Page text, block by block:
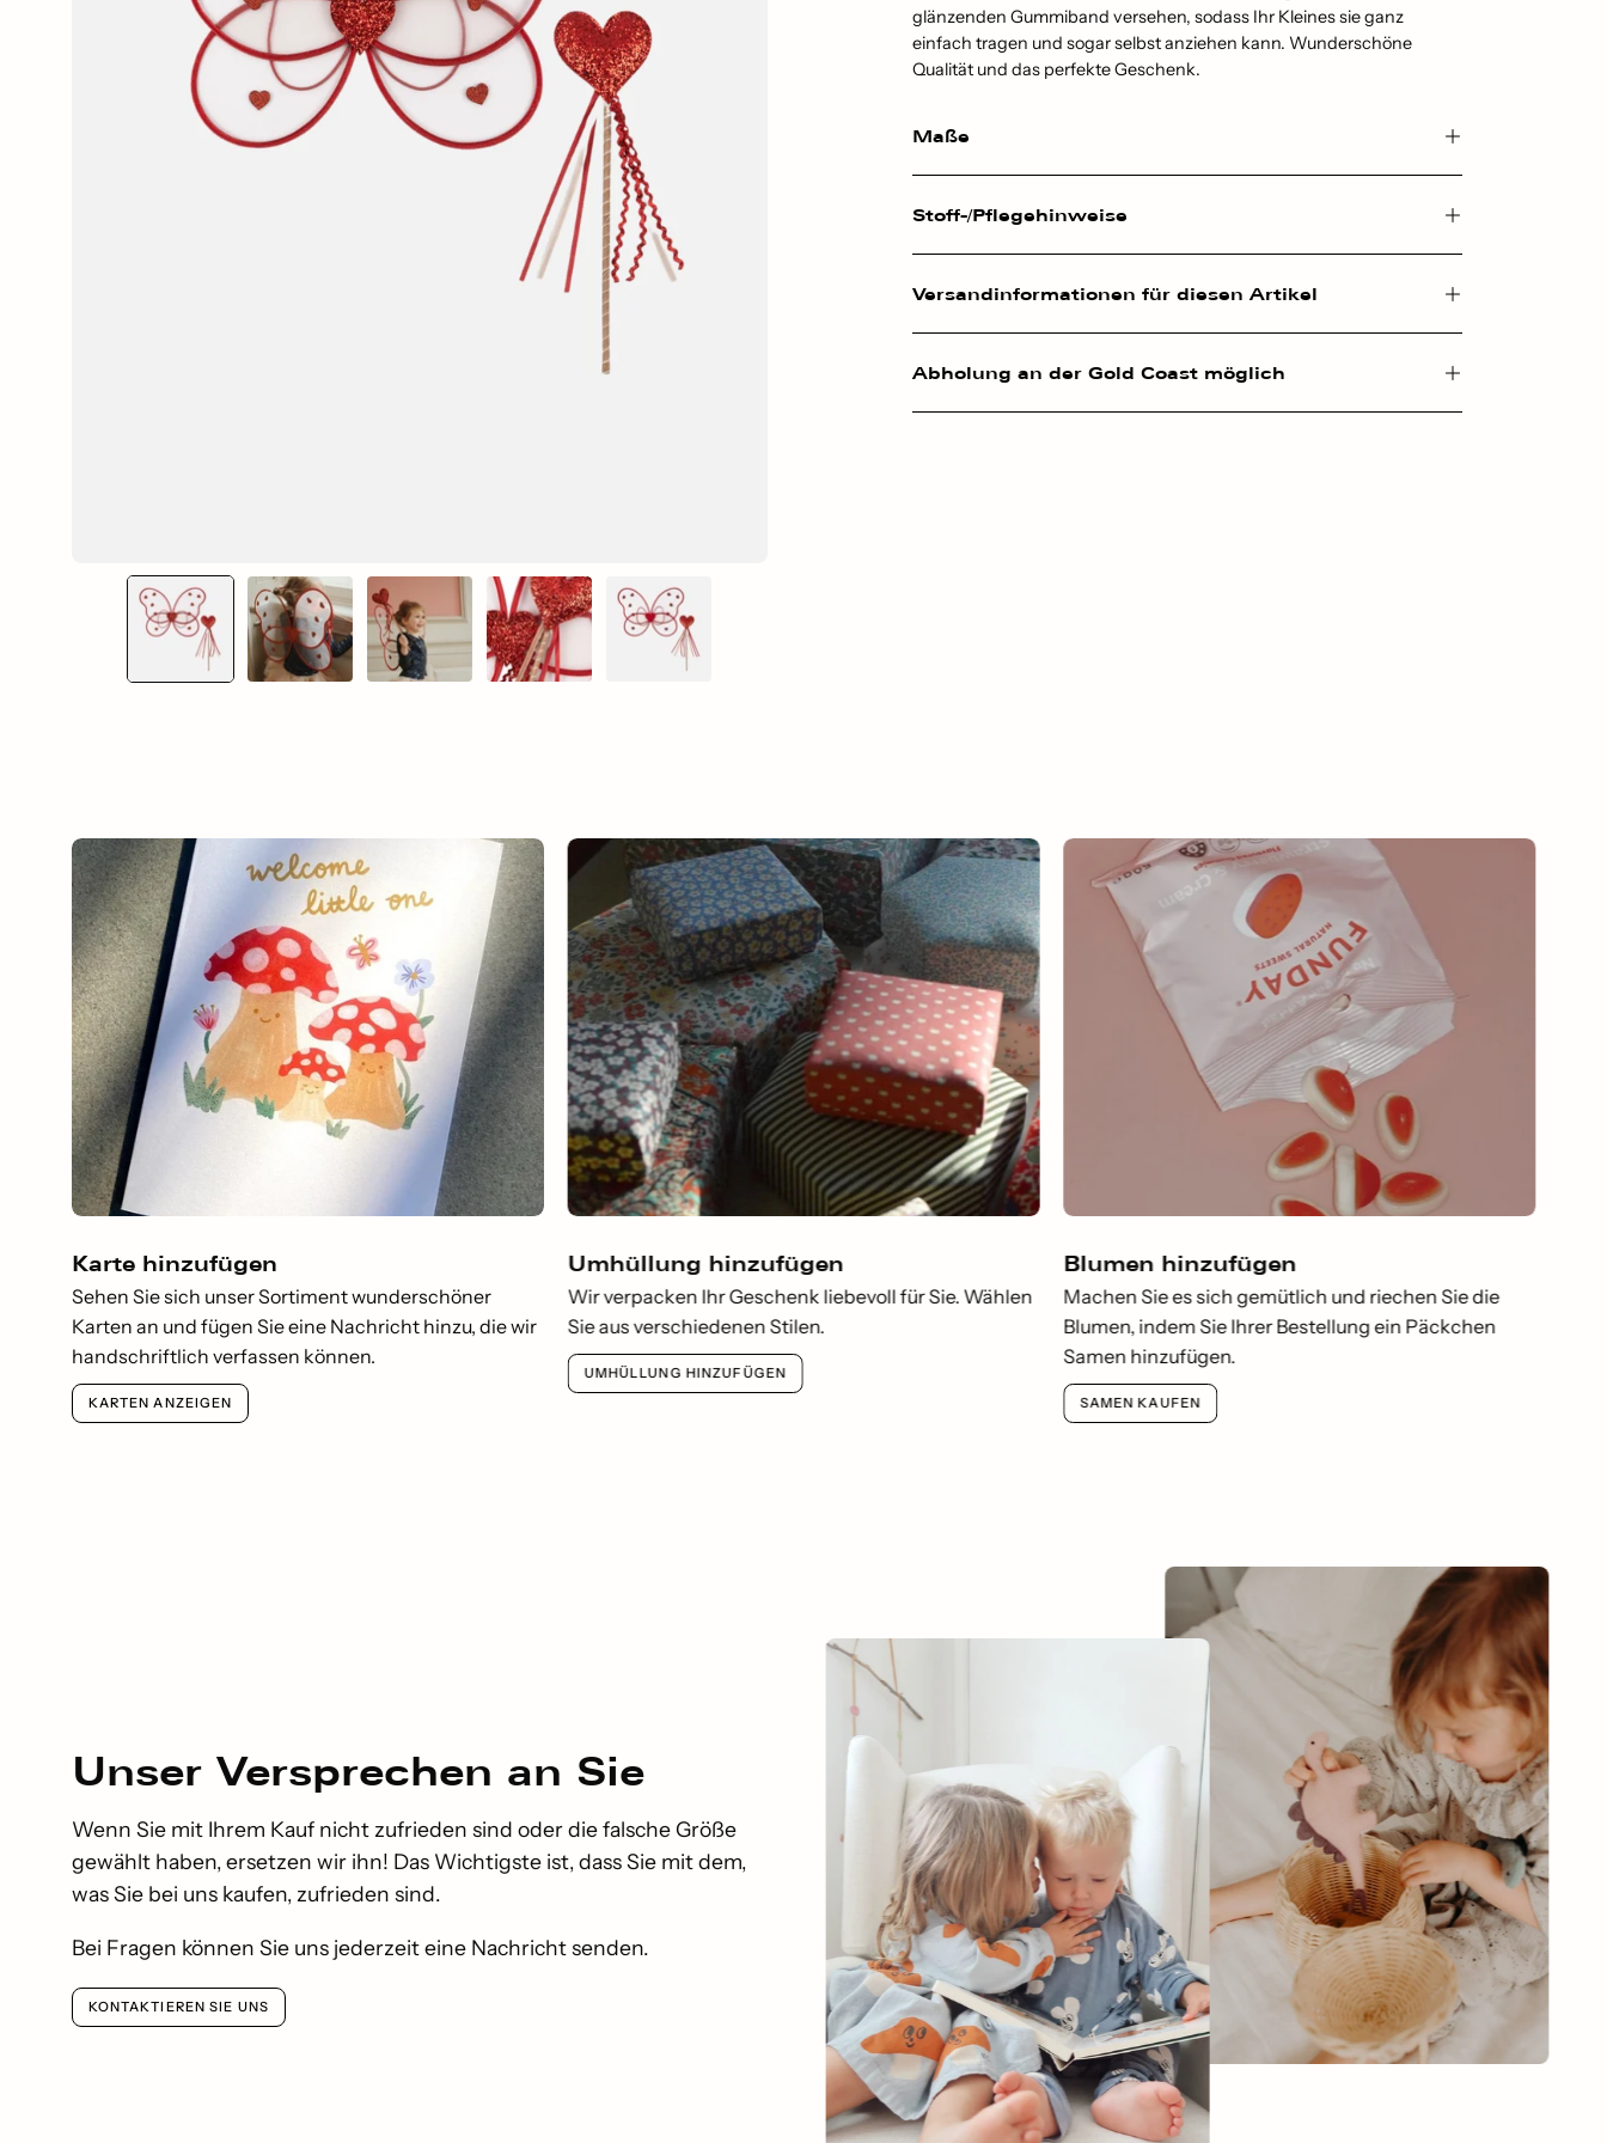
glänzenden Gummiband versehen, sodass Ihr Kleines sie ganz
einfach tragen und sogar selbst anziehen kann. Wunderschöne
Qualität und das perfekte Geschenk.
Maße
Stoff-/Pflegehinweise
Versandinformationen für diesen Artikel
Abholung an der Gold Coast möglich
Karte hinzufügen
Sehen Sie sich unser Sortiment wunderschöner
Karten an und fügen Sie eine Nachricht hinzu, die wir
handschriftlich verfassen können.
KARTEN ANZEIGEN
Umhüllung hinzufügen
Wir verpacken Ihr Geschenk liebevoll für Sie. Wählen
Sie aus verschiedenen Stilen.
UMHÜLLUNG HINZUFÜGEN
Blumen hinzufügen
Machen Sie es sich gemütlich und riechen Sie die
Blumen, indem Sie Ihrer Bestellung ein Päckchen
Samen hinzufügen.
SAMEN KAUFEN
Unser Versprechen an Sie
Wenn Sie mit Ihrem Kauf nicht zufrieden sind oder die falsche Größe
gewählt haben, ersetzen wir ihn! Das Wichtigste ist, dass Sie mit dem,
was Sie bei uns kaufen, zufrieden sind.
Bei Fragen können Sie uns jederzeit eine Nachricht senden.
KONTAKTIEREN SIE UNS